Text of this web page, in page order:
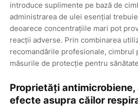
introduce suplimente pe bază de
administrarea de ulei esențial
deoarece concentrațiile mari pot
reacții adverse. Prin combinarea
recomandările profesionale, cimbrul
măsurile de protecție pentru
Proprietăți
efecte asupra căilor